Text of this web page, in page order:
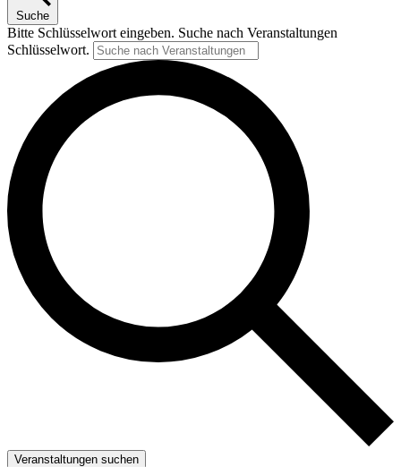
Suche
Bitte Schlüsselwort eingeben. Suche nach Veranstaltungen
Schlüsselwort.
Veranstaltungen suchen